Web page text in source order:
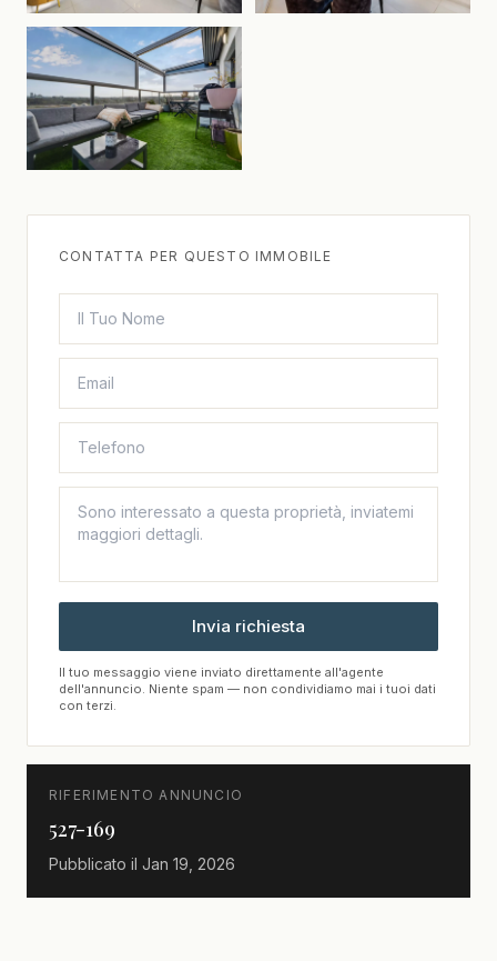
CONTATTA PER QUESTO IMMOBILE
Invia richiesta
Il tuo messaggio viene inviato direttamente all'agente
dell'annuncio. Niente spam — non condividiamo mai i tuoi dati
con terzi.
RIFERIMENTO ANNUNCIO
527-169
Pubblicato il Jan 19, 2026